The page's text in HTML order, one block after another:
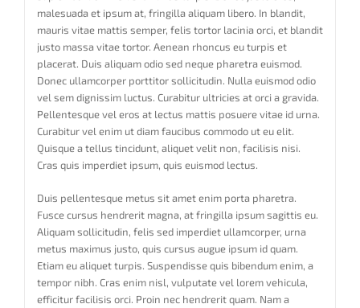
malesuada et ipsum at, fringilla aliquam libero. In blandit,
mauris vitae mattis semper, felis tortor lacinia orci, et blandit
justo massa vitae tortor. Aenean rhoncus eu turpis et
placerat. Duis aliquam odio sed neque pharetra euismod.
Donec ullamcorper porttitor sollicitudin. Nulla euismod odio
vel sem dignissim luctus. Curabitur ultricies at orci a gravida.
Pellentesque vel eros at lectus mattis posuere vitae id urna.
Curabitur vel enim ut diam faucibus commodo ut eu elit.
Quisque a tellus tincidunt, aliquet velit non, facilisis nisi.
Cras quis imperdiet ipsum, quis euismod lectus.
Duis pellentesque metus sit amet enim porta pharetra.
Fusce cursus hendrerit magna, at fringilla ipsum sagittis eu.
Aliquam sollicitudin, felis sed imperdiet ullamcorper, urna
metus maximus justo, quis cursus augue ipsum id quam.
Etiam eu aliquet turpis. Suspendisse quis bibendum enim, a
tempor nibh. Cras enim nisl, vulputate vel lorem vehicula,
efficitur facilisis orci. Proin nec hendrerit quam. Nam a